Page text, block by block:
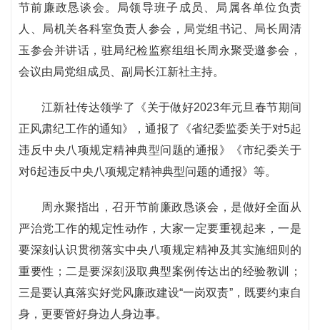
节前廉政恳谈会。局领导班子成员、局属各单位负责
人、局机关各科室负责人参会，局党组书记、局长周清
玉参会并讲话，驻局纪检监察组组长周永聚受邀参会，
会议由局党组成员、副局长江新社主持。
江新社传达领学了《关于做好2023年元旦春节期间
正风肃纪工作的通知》，通报了《省纪委监委关于对5起
违反中央八项规定精神典型问题的通报》《市纪委关于
对6起违反中央八项规定精神典型问题的通报》等。
周永聚指出，召开节前廉政恳谈会，是做好全面从
严治党工作的规定性动作，大家一定要重视起来，一是
要深刻认识贯彻落实中央八项规定精神及其实施细则的
重要性；二是要深刻汲取典型案例传达出的经验教训；
三是要认真落实好党风廉政建设“一岗双责”，既要约束自
身，更要管好身边人身边事。